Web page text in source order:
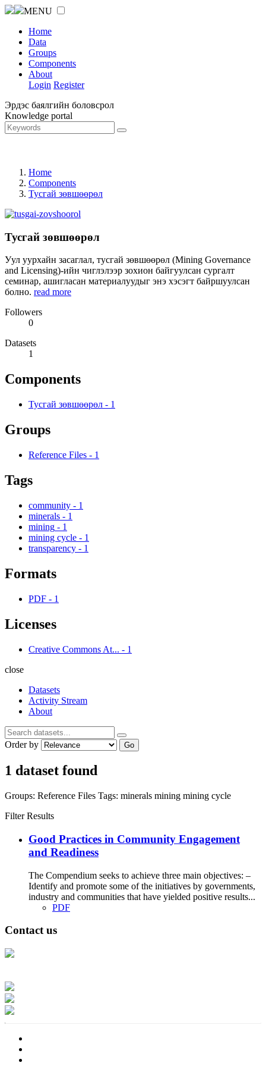
MENU
Home
Data
Groups
Components
About
Login Register
Эрдэс баялгийн боловсрол
Knowledge portal
Home
Components
Тусгай зөвшөөрөл
Тусгай зөвшөөрөл
Уул уурхайн засаглал, тусгай зөвшөөрөл (Mining Governance
and Licensing)-ийн чиглэлээр зохион байгуулсан сургалт
семинар, ашигласан материалуудыг энэ хэсэгт байршуулсан
болно. read more
Followers
0
Datasets
1
Components
Тусгай зөвшөөрөл - 1
Groups
Reference Files - 1
Tags
community - 1
minerals - 1
mining - 1
mining cycle - 1
transparency - 1
Formats
PDF - 1
Licenses
Creative Commons At... - 1
close
Datasets
Activity Stream
About
Order by Go
1 dataset found
Groups: Reference Files Tags: minerals mining mining cycle
Filter Results
Good Practices in Community Engagement
and Readiness
The Compendium seeks to achieve three main objectives: –
Identify and promote some of the initiatives by governments,
industry and communities that have yielded positive results...
PDF
Contact us